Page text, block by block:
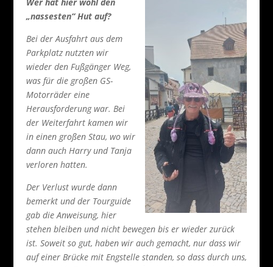
„nassesten“ Hut auf?
Bei der Ausfahrt aus dem
Parkplatz nutzten wir
wieder den Fußgänger Weg,
was für die großen GS-
Motorräder eine
Herausforderung war. Bei
der Weiterfahrt kamen wir
in einen großen Stau, wo wir
dann auch Harry und Tanja
verloren hatten.
Der Verlust wurde dann
bemerkt und der Tourguide
gab die Anweisung, hier
stehen bleiben und nicht bewegen bis er wieder zurück
ist. Soweit so gut, haben wir auch gemacht, nur dass wir
auf einer Brücke mit Engstelle standen, so dass durch uns,